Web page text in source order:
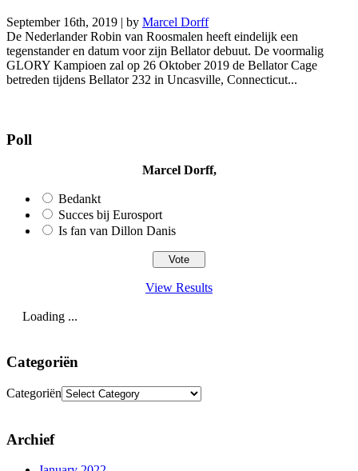
September 16th, 2019 | by Marcel Dorff
De Nederlander Robin van Roosmalen heeft eindelijk een
tegenstander en datum voor zijn Bellator debuut. De voormalig
GLORY Kampioen zal op 26 Oktober 2019 de Bellator Cage
betreden tijdens Bellator 232 in Uncasville, Connecticut...
Poll
Marcel Dorff,
Bedankt
Succes bij Eurosport
Is fan van Dillon Danis
View Results
Loading ...
Categoriën
Categoriën
Archief